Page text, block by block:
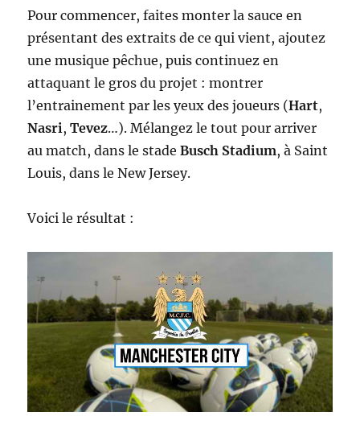
Pour commencer, faites monter la sauce en
présentant des extraits de ce qui vient, ajoutez
une musique pêchue, puis continuez en
attaquant le gros du projet : montrer
l’entrainement par les yeux des joueurs (Hart,
Nasri,Tevez…). Mélangez le tout pour arriver
au match, dans le stadeBusch Stadium, à Saint
Louis, dans le New Jersey.
Voici le résultat :